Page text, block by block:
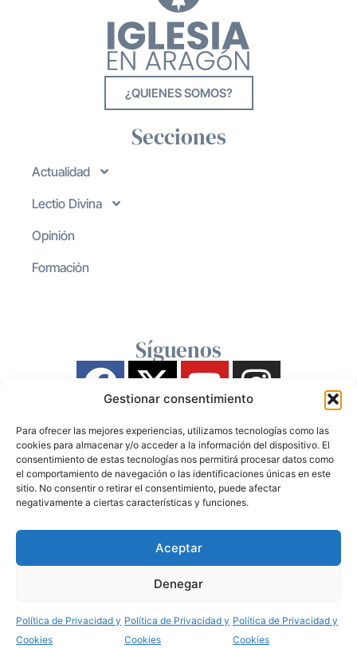
Gestionar consentimiento
Para ofrecer las mejores experiencias, utilizamos tecnologías como las
cookies para almacenar y/o acceder a la información del dispositivo. El
consentimiento de estas tecnologías nos permitirá procesar datos como
el comportamiento de navegación o las identificaciones únicas en este
sitio. No consentir o retirar el consentimiento, puede afectar
negativamente a ciertas características y funciones.
Aceptar
Denegar
Política de Privacidad y
Cookies
Política de Privacidad y
Cookies
Política de Privacidad y
Cookies
¿QUIENES SOMOS?
Secciones
Actualidad
Lectio Divina
Opinión
Formación
Síguenos